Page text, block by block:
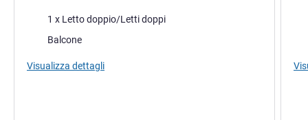
Biancheria da letto
1 x Letto doppio/Letti doppi
Più alloggi:
Balcone
Visualizza dettagli